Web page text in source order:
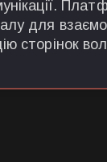
для
сторінок